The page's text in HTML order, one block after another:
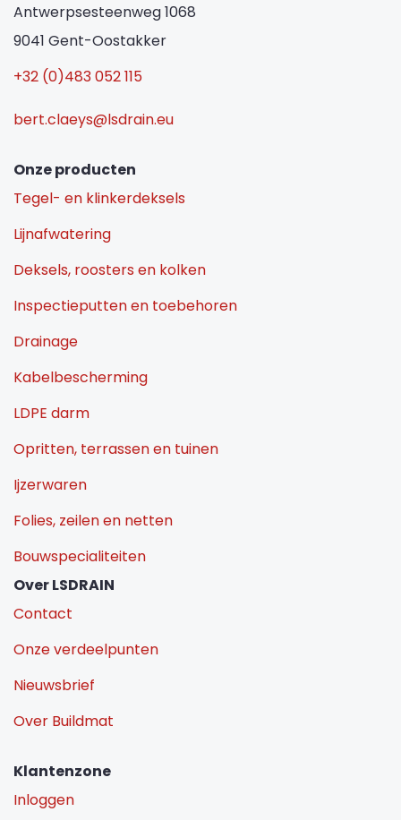
Antwerpsesteenweg 1068
9041 Gent-Oostakker
+32 (0)483 052 115
bert.claeys@lsdrain.eu
Onze producten
Tegel- en klinkerdeksels
Lijnafwatering
Deksels, roosters en kolken
Inspectieputten en toebehoren
Drainage
Kabelbescherming
LDPE darm
Opritten, terrassen en tuinen
Ijzerwaren
Folies, zeilen en netten
Bouwspecialiteiten
Over LSDRAIN
Contact
Onze verdeelpunten
Nieuwsbrief
Over Buildmat
Klantenzone
Inloggen